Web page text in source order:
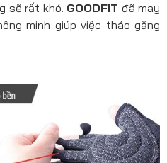
sẽ rất khó. GOODFIT đã may
minh giúp việc tháo găng